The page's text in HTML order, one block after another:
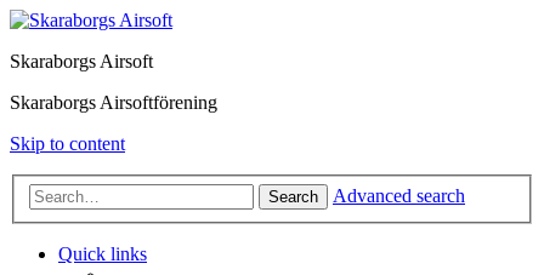
Skaraborgs Airsoft
Skaraborgs Airsoftförening
Skip to content
Search Advanced search
Quick links